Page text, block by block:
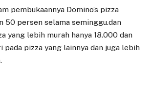
pembukaannya Domino’s pizza
50 persen selama seminggu.dan
yang lebih murah hanya 18.000 dan
pada pizza yang lainnya dan juga lebih